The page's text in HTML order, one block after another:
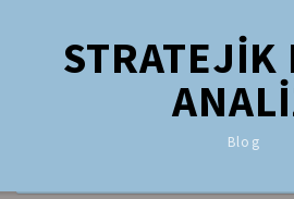
STRATEJİK
Blog